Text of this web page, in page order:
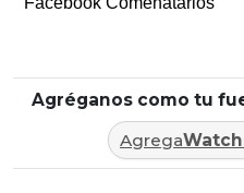
Agréganos como tu
Agrega